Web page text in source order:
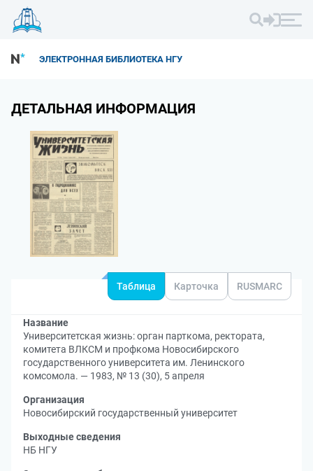
ЭЛЕКТРОННАЯ БИБЛИОТЕКА НГУ
ДЕТАЛЬНАЯ ИНФОРМАЦИЯ
Таблица Карточка RUSMARC
Название
Университетская жизнь: орган парткома, ректората,
комитета ВЛКСМ и профкома Новосибирского
государственного университета им. Ленинского
комсомола. — 1983, № 13 (30), 5 апреля
Организация
Новосибирский государственный университет
Выходные сведения
НБ НГУ